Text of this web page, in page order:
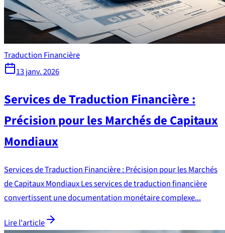
Traduction Financière
13 janv. 2026
Services de Traduction Financière :
Précision pour les Marchés de Capitaux
Mondiaux
Services de Traduction Financière : Précision pour les Marchés
de Capitaux Mondiaux Les services de traduction financière
convertissent une documentation monétaire complexe...
Lire l'article